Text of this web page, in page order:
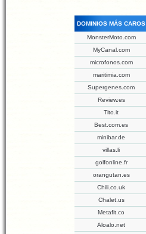
DOMINIOS MÁS CAROS
MonsterMoto.com
MyCanal.com
microfonos.com
maritimia.com
Supergenes.com
Review.es
Tito.it
Best.com.es
minibar.de
villas.li
golfonline.fr
orangutan.es
Chili.co.uk
Chalet.us
Metafit.co
Aloalo.net